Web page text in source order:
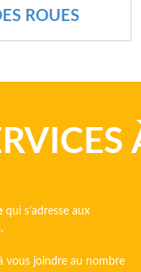
ROUES
qui s’adresse aux
vous joindre au nombre